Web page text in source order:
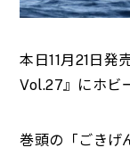
本日11月21日発
Vol.27』にホビ
巻頭の「ごきげ